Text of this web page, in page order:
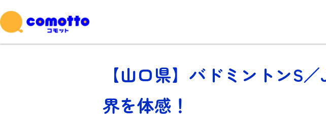
【山口県】バドミントンS
界を体感！